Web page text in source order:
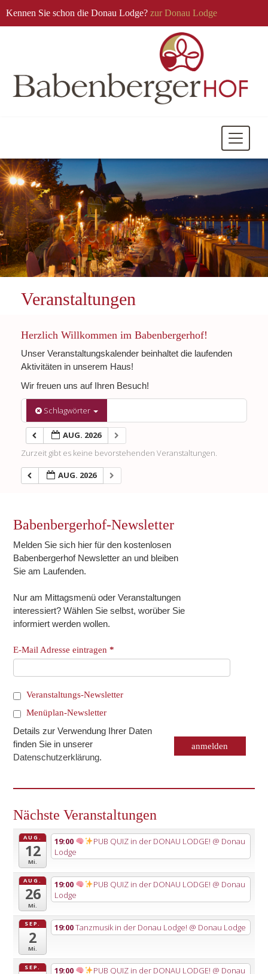
Kennen Sie schon die Donau Lodge? zur Donau Lodge
Mobile
Veranstaltungen
Herzlich Willkommen im Babenbergerhof!
Unser Veranstaltungskalender beinhaltet die laufenden
Aktivitäten in unserem Haus!
Wir freuen uns auf Ihren Besuch!
Schlagwörter
AUG. 2026
Zurzeit gibt es keine bevorstehenden Veranstaltungen.
AUG. 2026
Babenbergerhof-Newsletter
Melden Sie sich hier für den kostenlosen
Babenbergerhof Newsletter an und bleiben
Sie am Laufenden.
Nur am Mittagsmenü oder Veranstaltungen
interessiert? Wählen Sie selbst, worüber Sie
informiert werden wollen.
E-Mail Adresse eintragen*
Veranstaltungs-Newsletter
Menüplan-Newsletter
Details zur Verwendung Ihrer Daten
finden Sie in unserer
Datenschutzerklärung.
Nächste Veranstaltungen
AUG.
12
Mi.
19:00 PUB QUIZ in der DONAU LODGE! @ Donau
Lodge
AUG.
26
Mi.
19:00 PUB QUIZ in der DONAU LODGE! @ Donau
Lodge
SEP.
2
Mi.
19:00Tanzmusik in der Donau Lodge! @ Donau Lodge
SEP. 19:00 PUB QUIZ in der DONAU LODGE! @ Donau